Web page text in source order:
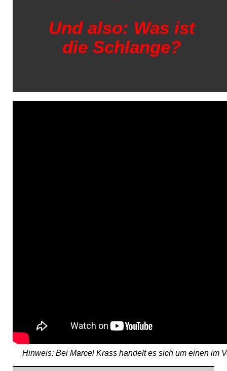
Und also: Was ist
die Schlange?
Hinweis: Bei Marcel Krass handelt es sich um einen im